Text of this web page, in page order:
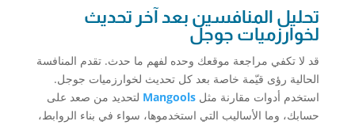
تحليل المنافسين بعد آخر تحديث
لخوارزميات جوجل
قد لا تكفي مراجعة موقعك وحده لفهم ما حدث. تقدم المنافسة
الحالية رؤى قيّمة خاصة بعد كل تحديث لخوارزميات جوجل.
استخدم أدوات مقارنة مثل Mangools لتحديد من صعد على
حسابك، وما الأساليب التي استخدموها، سواء في بناء الروابط،